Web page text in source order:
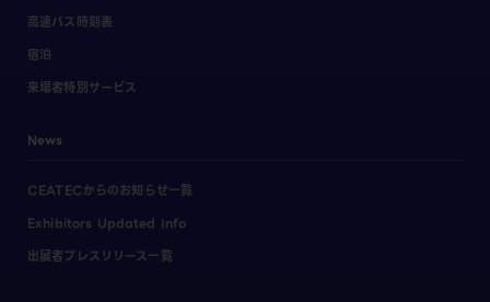
高速バス時刻表
宿泊
来場者特別サービス
News
CEATECからのお知らせ一覧
Exhibitors Updated Info
出展者プレスリリース一覧